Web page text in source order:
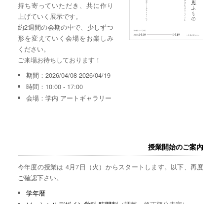
持ち寄っていただき、共に作り
上げていく展示です。
約2週間の会期の中で、少しずつ
形を変えていく会場をお楽しみ
ください。
ご来場お待ちしております！
期間：2026/04/08-2026/04/19
時間：10:00 - 17:00
会場：学内 アートギャラリー
授業開始のご案内
今年度の授業は 4月7日（火）からスタートします。以下、再度
ご確認下さい。
学年暦